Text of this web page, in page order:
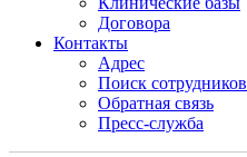
Договора
Контакты
Адрес
Поиск сотрудников
Обратная связь
Пресс-служба